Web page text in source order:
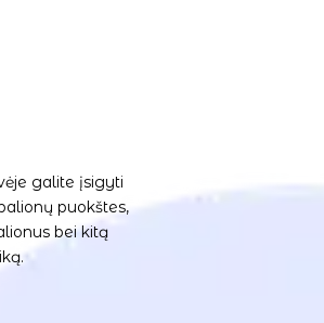
galite įsigyti
puokštes,
bei kitą